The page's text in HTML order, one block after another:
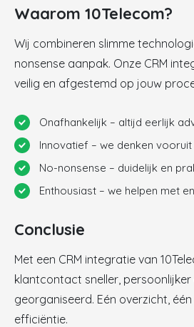
Waarom 10Telecom?
Wij combineren slimme
nonsense aanpak. Onze CRM
veilig en afgestemd op jouw
Onafhankelijk – altijd eerlijk
Innovatief – we denken vooruit
No-nonsense – duidelijk en
Enthousiast – we helpen met
Conclusie
Met een CRM integratie van
klantcontact sneller,
georganiseerd. Eén overzicht,
efficiëntie.